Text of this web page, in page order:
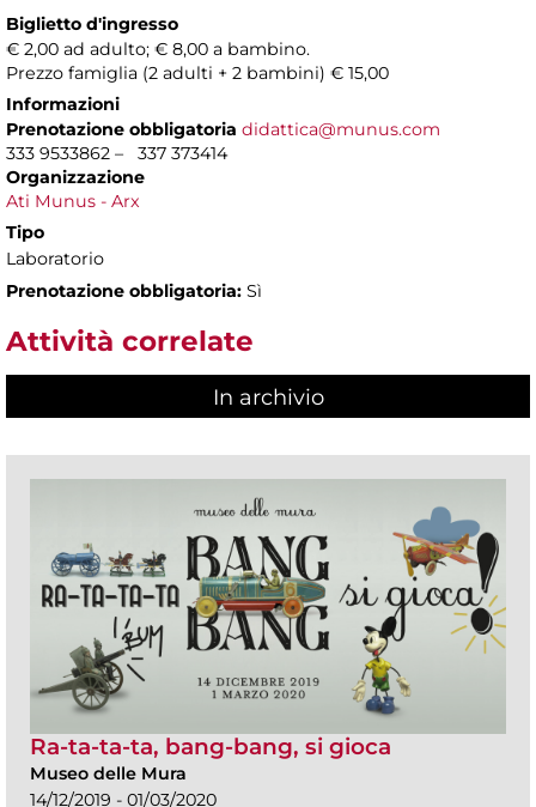
Biglietto d'ingresso
€ 2,00 ad adulto; € 8,00 a bambino.
Prezzo famiglia (2 adulti + 2 bambini) € 15,00
Informazioni
Prenotazione obbligatoria didattica@munus.com
333 9533862 – 337 373414
Organizzazione
Ati Munus - Arx
Tipo
Laboratorio
Prenotazione obbligatoria: Sì
Attività correlate
In archivio
Ra-ta-ta-ta, bang-bang, si gioca
Museo delle Mura
14/12/2019 - 01/03/2020